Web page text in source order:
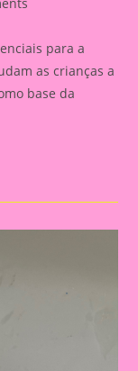
para a
as crianças a
base da